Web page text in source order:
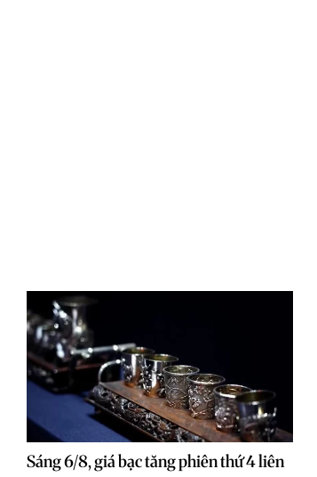
Sáng 6/8, giá bạc tăng phiên thứ 4 liên